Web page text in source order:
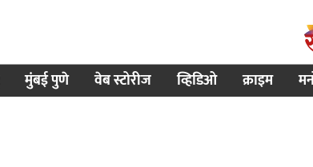
मुंबई पुणे वेब स्टोरीज व्हिडिओ क्राइम